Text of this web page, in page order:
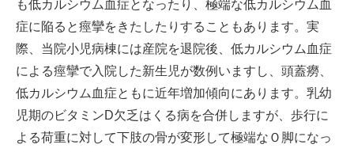
も低カルシウム血症となったり、極端な低カルシウム血
症に陥ると痙攣をきたしたりすることもあります。実
際、当院小児病棟には産院を退院後、低カルシウム血症
による痙攣で入院した新生児が数例いますし、頭蓋癆、
低カルシウム血症ともに近年増加傾向にあります。乳幼
児期のビタミンD欠乏はくる病を合併しますが、歩行に
よる荷重に対して下肢の骨が変形して極端なＯ脚になっ